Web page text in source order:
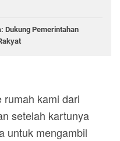
Dukung Pemerintahan
rumah kami dari
setelah kartunya
untuk mengambil